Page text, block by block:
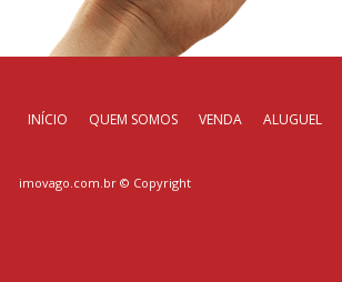
INÍCIO QUEM SOMOS VENDA ALUGUEL
imovago.com.br © Copyright